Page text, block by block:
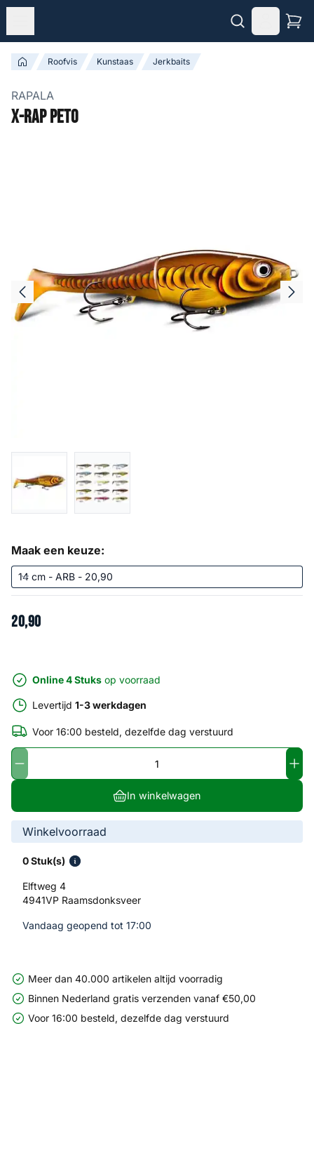
Roofvis Kunstaas Jerkbaits
RAPALA
X-Rap Peto
Maak een keuze:
20,90
Online 4 Stuks op voorraad
Levertijd 1-3 werkdagen
Voor 16:00 besteld, dezelfde dag verstuurd
In winkelwagen
Winkelvoorraad
0 Stuk(s)
Elftweg 4
4941VP Raamsdonksveer
Vandaag geopend tot 17:00
Meer dan 40.000 artikelen altijd voorradig
Binnen Nederland gratis verzenden vanaf €50,00
Voor 16:00 besteld, dezelfde dag verstuurd